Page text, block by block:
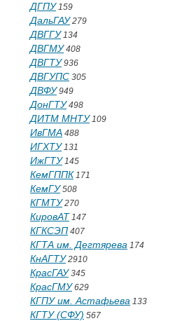
ДГПУ159
ДальГАУ279
ДВГГУ134
ДВГМУ408
ДВГТУ936
ДВГУПС 305
ДВФУ949
ДонГТУ498
ДИТМ МНТУ109
ИвГМА 488
ИГХТУ131
ИжГТУ145
КемГППК 171
КемГУ508
КГМТУ270
КировАТ 147
КГКСЭП 407
КГТА им. Дегтярева 174
КнАГТУ2910
КрасГАУ345
КрасГМУ629
КГПУ им. Астафьева 133
КГТУ (СФУ) 567